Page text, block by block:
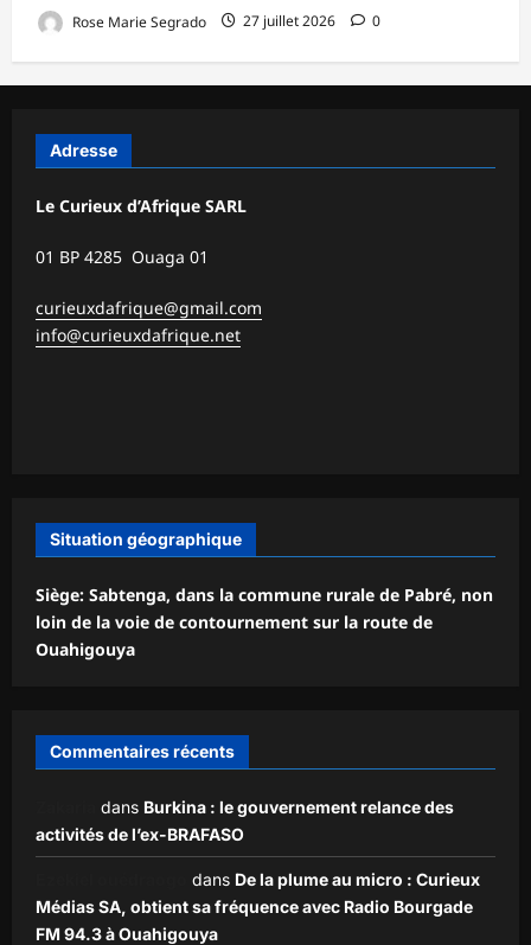
Rose Marie Segrado 27 juillet 2026 0
Adresse
Le Curieux d’Afrique SARL
01 BP 4285 Ouaga 01
curieuxdafrique@gmail.com
info@curieuxdafrique.net
Situation géographique
Siège: Sabtenga, dans la commune rurale de Pabré, non
loin de la voie de contournement sur la route de
Ouahigouya
Commentaires récents
dans Burkina : le gouvernement relance des
activités de l’ex-BRAFASO
dans De la plume au micro : Curieux
Médias SA, obtient sa fréquence avec Radio Bourgade
FM 94.3 à Ouahigouya